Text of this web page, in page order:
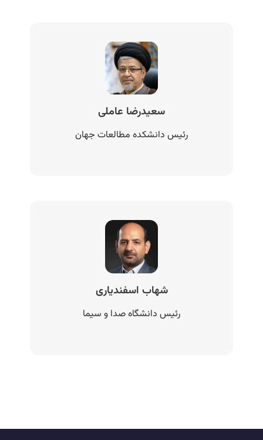
سعیدرضا عاملی
رئیس دانشکده مطالعات جهان
شهاب اسفندیاری
رئیس دانشگاه صدا و سیما